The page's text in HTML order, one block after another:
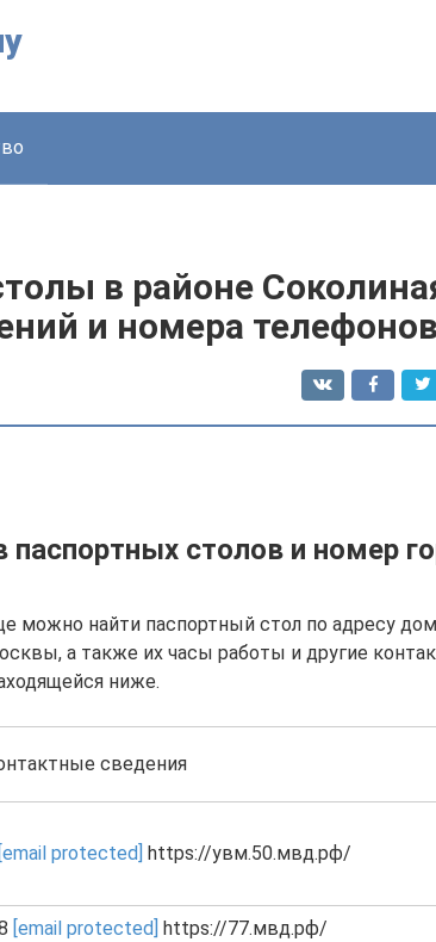
в районе
и номера телефонов
столов и номер
можно найти паспортный стол по адресу
а также их часы работы и другие
ниже.
сведения
[email protected] https://увм.50.мвд.рф/
[email protected] https://77.мвд.рф/